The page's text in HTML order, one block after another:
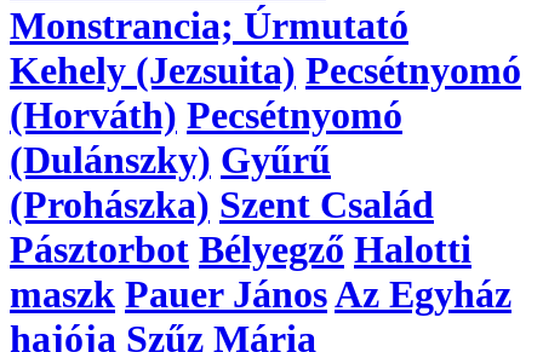
Monstrancia; Úrmutató
Kehely (Jezsuita) Pecsétnyomó
(Horváth) Pecsétnyomó
(Dulánszky) Gyűrű
(Prohászka) Szent Család
Pásztorbot Bélyegző Halotti
maszk Pauer JánosAz Egyház
hajója Szűz Mária